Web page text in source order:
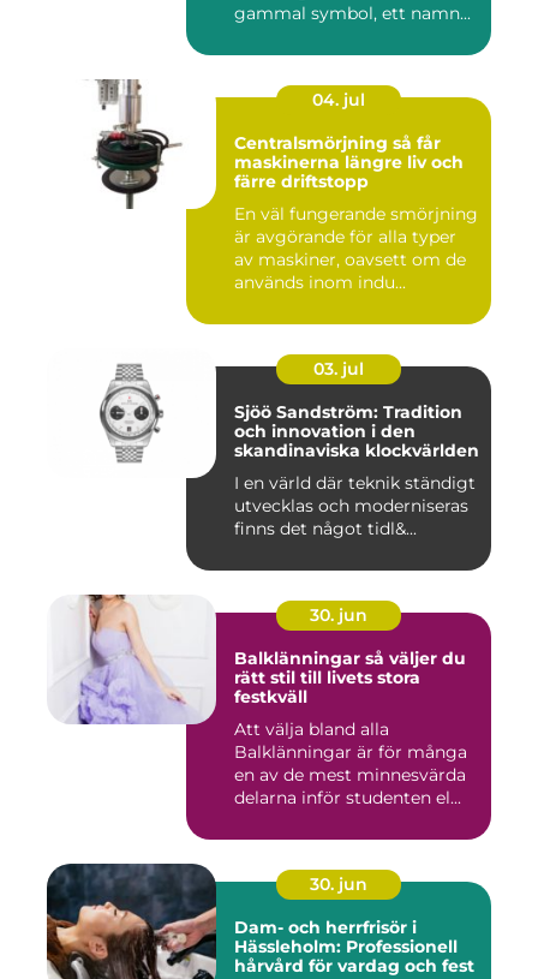
gammal symbol, ett namn...
04. jul
Centralsmörjning så får
maskinerna längre liv och
färre driftstopp
En väl fungerande smörjning
är avgörande för alla typer
av maskiner, oavsett om de
används inom indu...
03. jul
Sjöö Sandström: Tradition
och innovation i den
skandinaviska klockvärlden
I en värld där teknik ständigt
utvecklas och moderniseras
finns det något tidl&...
30. jun
Balklänningar så väljer du
rätt stil till livets stora
festkväll
Att välja bland alla
Balklänningar är för många
en av de mest minnesvärda
delarna inför studenten el...
30. jun
Dam- och herrfrisör i
Hässleholm: Professionell
hårvård för vardag och fest